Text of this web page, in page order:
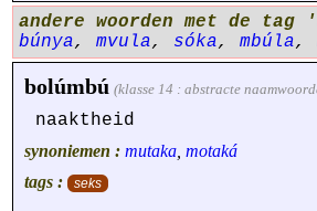
andere woorden met de tag '
búnya, mvula, sóka, mbúla,
bolúmbú (klasse 14 : abstracte
naaktheid
synoniemen : mutaka motaká
tags :
seks